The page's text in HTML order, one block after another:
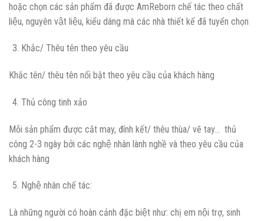
hoặc chọn các sản phẩm đã được AmReborn chế tác theo chất
liệu, nguyên vật liệu, kiểu dáng mà các nhà thiết kế đã tuyển chọn
Khắc/ Thêu tên theo yêu cầu
Khắc tên/ thêu tên nổi bật theo yêu cầu của khách hàng
Thủ công tinh xảo
Mỗi sản phẩm được cắt may, đính kết/ thêu thùa/ vẽ tay… thủ
công 2-3 ngày bởi các nghệ nhân lành nghề và theo yêu cầu của
khách hàng
Nghệ nhân chế tác:
Là những người có hoàn cảnh đặc biệt như: chị em nội trợ, sinh